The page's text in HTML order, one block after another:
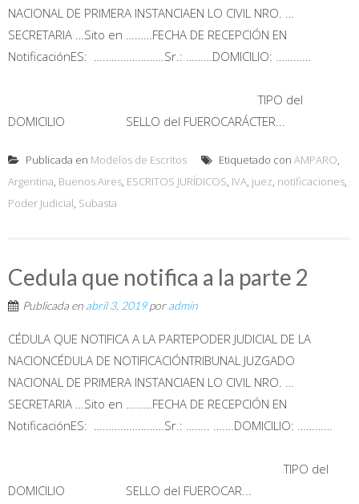
NACIONAL DE PRIMERA INSTANCIAEN LO CIVIL NRO. …
SECRETARIA …Sito en ………FECHA DE RECEPCIÓN EN
NotificaciónES: ……………………Sr.: ………DOMICILIO: …………
TIPO del
DOMICILIO SELLO del FUEROCARÁCTER...
Publicada en Modelos de Escritos Etiquetado con AMPARO,
Argentina, Buenos Aires, ESCRITOS JURÍDICOS, IVA, juez, notificaciones,
Poder Judicial, Subasta
Cedula que notifica a la parte 2
Publicada en abril 3, 2019poradmin
CÉDULA QUE NOTIFICA A LA PARTEPODER JUDICIAL DE LA
NACIONCÉDULA DE NOTIFICACIÓNTRIBUNAL JUZGADO
NACIONAL DE PRIMERA INSTANCIAEN LO CIVIL NRO. …
SECRETARIA …Sito en ………FECHA DE RECEPCIÓN EN
NotificaciónES: ……………………Sr.: …….. …….DOMICILIO: …………
TIPO del
DOMICILIO SELLO del FUEROCAR...